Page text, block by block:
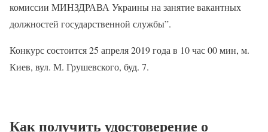
комиссии МИНЗДРАВА Украины на занятие вакантных
должностей государственной службы”.
Конкурс состоится 25 апреля 2019 года в 10 час 00 мин, м.
Киев, вул. М. Грушевского, буд. 7.
Как получить удостоверение о